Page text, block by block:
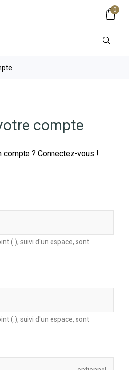
0
compte
compte ? Connectez-vous !
(.), suivi d'un espace, sont
(.), suivi d'un espace, sont